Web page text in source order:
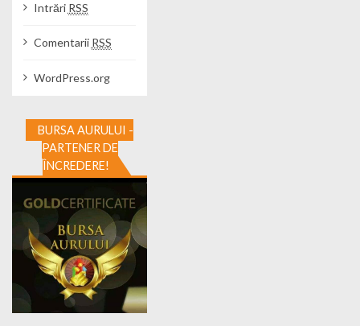
Intrări RSS
Comentarii RSS
WordPress.org
BURSA AURULUI -
PARTENER DE
ÎNCREDERE!